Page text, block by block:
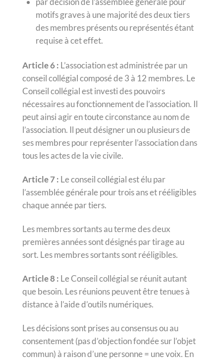
motifs graves à une majorité des deux tiers
des membres présents ou représentés étant
requise à cet effet.
Article 6 : L’association est administrée par un
conseil collégial composé de 3 à 12 membres. Le
Conseil collégial est investi des pouvoirs
nécessaires au fonctionnement de l’association. Il
peut ainsi agir en toute circonstance au nom de
l’association. Il peut désigner un ou plusieurs de
ses membres pour représenter l’association dans
tous les actes de la vie civile.
Article 7 : Le conseil collégial est élu par
l’assemblée générale pour trois ans et rééligibles
chaque année par tiers.
Les membres sortants au terme des deux
premières années sont désignés par tirage au
sort. Les membres sortants sont rééligibles.
Article 8 : Le Conseil collégial se réunit autant
que besoin. Les réunions peuvent être tenues à
distance à l’aide d’outils numériques.
Les décisions sont prises au consensus ou au
consentement (pas d’objection fondée sur l’objet
commun) à raison d’une personne = une voix. En